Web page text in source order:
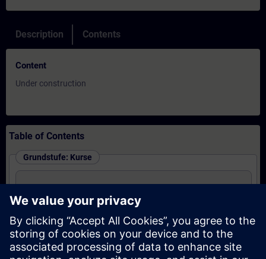
Description Contents
Content
Under construction
Table of Contents
Grundstufe: Kurse
Fortgeschrittenes Niveau: Kurse